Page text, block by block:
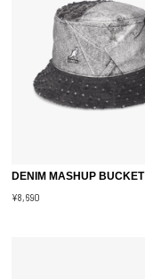
DENIM MASHUP BUCKET
¥8,690